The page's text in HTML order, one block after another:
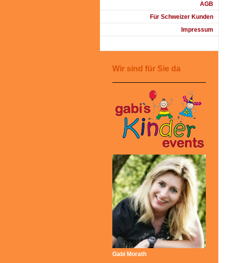
AGB
Für Schweizer Kunden
Impressum
Wir sind für Sie da
Gabi Morath